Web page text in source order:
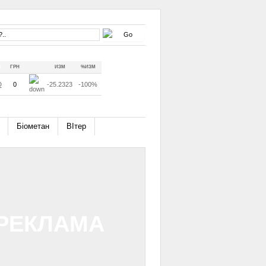
ГРН ИЗМ %ИЗМ
0 -25.2323 -100%
Біометан ВІтер